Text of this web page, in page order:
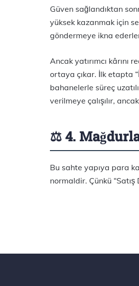
Güven sağlandıktan
yüksek kazanmak için
göndermeye ikna
Ancak yatırımcı
ortaya çıkar. İlk etapta
bahanelerle süreç
verilmeye çalışılır,
⚖️ 4.
Bu sahte yapıya para
normaldir. Çünkü “Satış